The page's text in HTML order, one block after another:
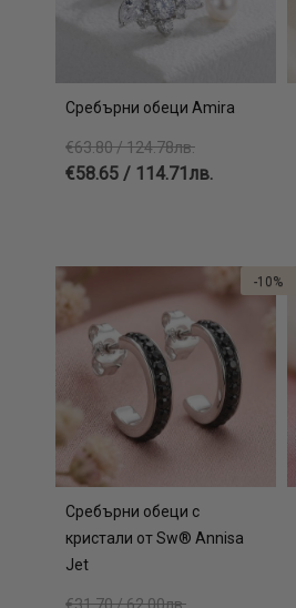
Сребърни обеци Amira
€63.80 / 124.78лв.
€58.65 / 114.71лв.
Сребърни обеци с
кристали от Sw® Annisa
Jet
-10%